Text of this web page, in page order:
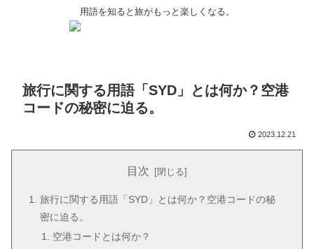
用語を知ると旅がもっと楽しくなる。
旅行に関する用語「SYD」とは何か？空港
コードの秘密に迫る。
2023.12.21
目次
旅行に関する用語「SYD」とは何か？空港コードの秘
密に迫る。
空港コードとは何か？